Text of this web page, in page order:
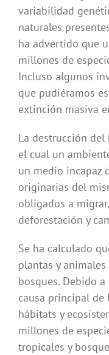
variabilidad
naturales
ha advertido que
millones de
Incluso algunos
que pudiéramos
extinción masiva
La destrucción
el cual un
un medio incapaz
originarias del
obligados a
deforestación y
Se ha calculado
plantas y
bosques. Debido
causa principal de
hábitats y
millones de
tropicales y